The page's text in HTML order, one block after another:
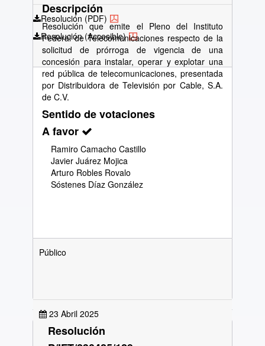
Resolución (PDF)
Resolución (Accesible)
Descripción
Resolución que emite el Pleno del Instituto
Federal de Telecomunicaciones respecto de la
solicitud de prórroga de vigencia de una
concesión para instalar, operar y explotar una
red pública de telecomunicaciones, presentada
por Distribuidora de Televisión por Cable, S.A.
de C.V.
Sentido de votaciones
A favor
Ramiro Camacho Castillo
Javier Juárez Mojica
Arturo Robles Rovalo
Sóstenes Díaz González
Público
23 Abril 2025
Resolución